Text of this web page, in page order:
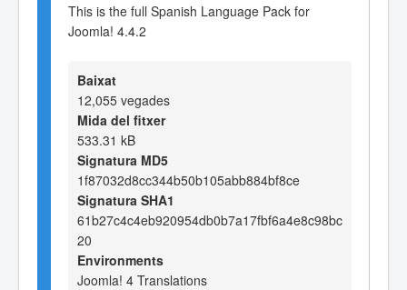
This is the full Spanish Language Pack for
Joomla! 4.4.2
Baixat
12,055 vegades
Mida del fitxer
533.31 kB
Signatura MD5
1f87032d8cc344b50b105abb884bf8ce
Signatura SHA1
61b27c4c4eb920954db0b7a17fbf6a4e8c98bc
20
Environments
Joomla! 4 Translations